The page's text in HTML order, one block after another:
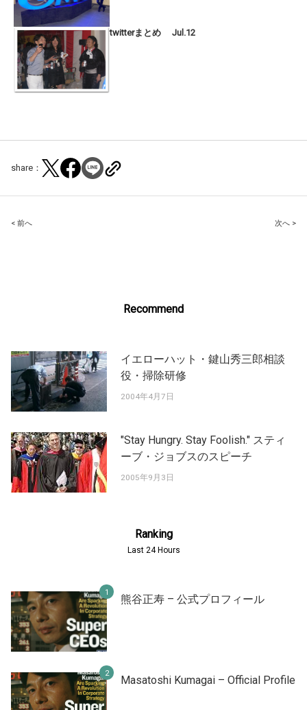
twitterまとめ Jul.12
share：
Post
< 前へ 次へ >
Recommend
イエローハット・鍵山秀三郎相談
役・掃除研修
2004年4月7日
"Stay Hungry. Stay Foolish." スティ
ーブ・ジョブスのスピーチ
2005年9月3日
Ranking
Last 24 Hours
熊谷正寿 – 公式プロフィール
Masatoshi Kumagai – Official Profile